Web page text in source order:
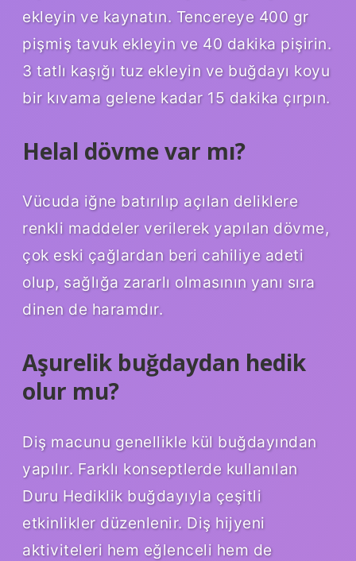
ekleyin ve kaynatın. Tencereye 400 gr
pişmiş tavuk ekleyin ve 40 dakika pişirin.
3 tatlı kaşığı tuz ekleyin ve buğdayı koyu
bir kıvama gelene kadar 15 dakika çırpın.
Helal dövme var mı?
Vücuda iğne batırılıp açılan deliklere
renkli maddeler verilerek yapılan dövme,
çok eski çağlardan beri cahiliye adeti
olup, sağlığa zararlı olmasının yanı sıra
dinen de haramdır.
Aşurelik buğdaydan hedik
olur mu?
Diş macunu genellikle kül buğdayından
yapılır. Farklı konseptlerde kullanılan
Duru Hediklik buğdayıyla çeşitli
etkinlikler düzenlenir. Diş hijyeni
aktiviteleri hem eğlenceli hem de